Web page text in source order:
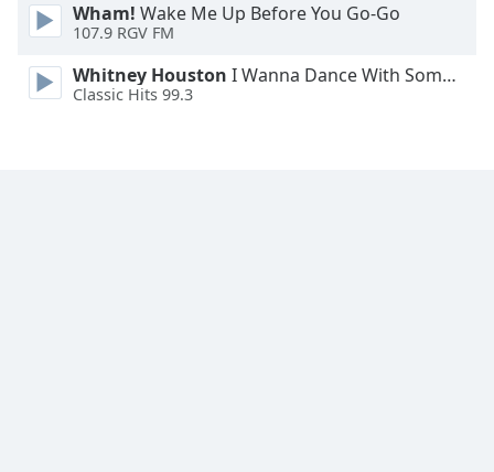
Wham! Wake Me Up Before You Go-Go
107.9 RGV FM
Whitney Houston I Wanna Dance With Somebody
Classic Hits 99.3